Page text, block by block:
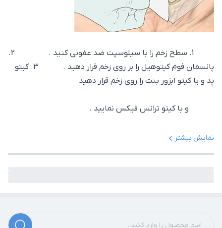
1. سطح زخم را با سیلوسپت ضد عفونی کنید . 2.
پانسمان فوم کیتوهیل را بر روی زخم قرار دهید . 3. کیتو
پد و یا کیتو ابزور بنت را روی زخم قرار دهید
و با کیتو ترانس فیکس نمایید .
نمایش بیشتر